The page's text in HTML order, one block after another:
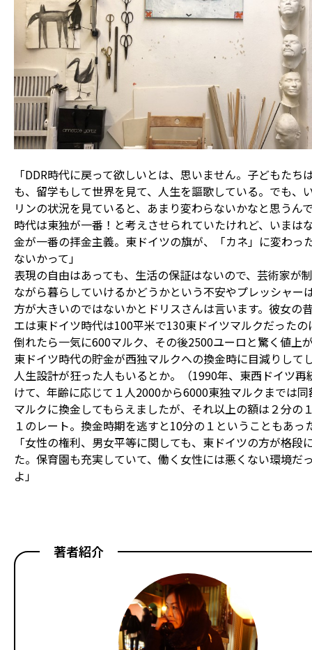
「DDR時代に戻って欲しいとは、思いません。子どもたち
も、留学もして世界を見て、人生を謳歌している。でも、
リンの状況を見ていると、あまり変わらないかなと思うん
時代は東独が一番！と考えさせられていたけれど、いまは
金が一番の拝金主義。東ドイツの旗が、「カネ」に変わっ
ないかって」
表現の自由はあっても、生活の保証はないので、芸術家が
ながら暮らしていけるかどうかという不安やプレッシャー
方が大きいのではないかとドリスさんは言います。彼女の
エは東ドイツ時代は100平米で130東ドイツマルクだったの
倒れたら一気に600マルク、その後2500ユーロと驚く値上
東ドイツ時代の貯金が西独マルクへの換金時に目減りして
人生設計が狂った人もいるとか。（1990年、東西ドイツ再
けて、年齢に応じて１人2000から6000東独マルクまでは
マルクに換金してもらえましたが、それ以上の額は２分の
１のレート。換金時期を逃すと10分の１ということもあっ
「女性の権利、男女平等に関しても、東ドイツの方が格段
た。保育園も充実していて、働く女性には悪くない環境だ
よ」
著者紹介